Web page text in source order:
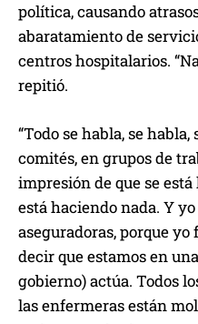
política, causando
abaratamiento de
centros hospitalarios.
repitió.
“Todo se habla, se
comités, en grupos de
impresión de que se
está haciendo nada. Y
aseguradoras, porque
decir que estamos en
gobierno) actúa. Todos
las enfermeras están